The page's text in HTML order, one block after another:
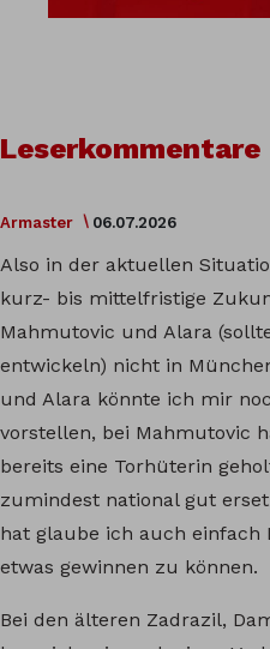
Leserkommentare
Armaster 06.07.2026
Also in der aktuellen
kurz- bis mittelfristige
Mahmutovic und Alara
entwickeln) nicht in
und Alara könnte ich mir
vorstellen, bei Mahmutovic
bereits eine Torhüterin
zumindest national gut
hat glaube ich auch
etwas gewinnen zu können.
Bei den älteren Zadrazil,